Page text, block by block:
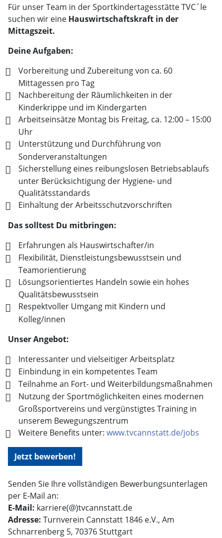
Für unser Team in der Sportkindertagesstätte TVC´le
suchen wir eine Hauswirtschaftskraft in der
Mittagszeit.
Deine Aufgaben:
Vorbereitung und Zubereitung von ca. 60
Mittagessen pro Tag
Nachbereitung der Räumlichkeiten in der
Kinderkrippe und im Kindergarten
Arbeitseinsätze Montag bis Freitag, ca. 12:00 – 15:00
Uhr
Unterstützung und Durchführung von
Sonderveranstaltungen
Sicherstellung eines reibungslosen Betriebsablaufs
unter Berücksichtigung der Hygiene- und
Qualitätsstandards
Einhaltung der Arbeitsschutzvorschriften
Das solltest Du mitbringen:
Erfahrungen als Hauswirtschafter/in
Flexibilität, Dienstleistungsbewusstsein und
Teamorientierung
Lösungsorientiertes Handeln sowie ein hohes
Qualitätsbewusstsein
Respektvoller Umgang mit Kindern und
Kolleg/innen
Unser Angebot:
Interessanter und vielseitiger Arbeitsplatz
Einbindung in ein kompetentes Team
Teilnahme an Fort- und Weiterbildungsmaßnahmen
Nutzung der Sportmöglichkeiten eines modernen
Großsportvereins und vergünstigtes Training in
unserem Bewegungszentrum
Weitere Benefits unter: www.tvcannstatt.de/jobs
Jetzt bewerben!
Senden Sie Ihre vollständigen Bewerbungsunterlagen
per E-Mail an:
E-Mail: karriere(@)tvcannstatt.de
Adresse: Turnverein Cannstatt 1846 e.V., Am
Schnarrenberg 5, 70376 Stuttgart